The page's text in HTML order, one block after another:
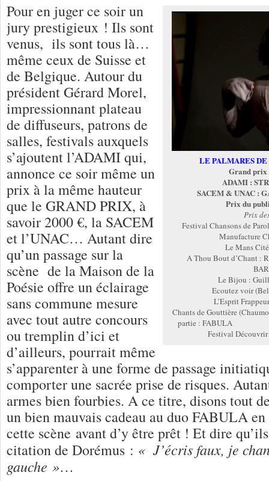
LE PALMARES
Grand
ADAMI :
SACEM & UNAC :
Prix du
Prix
Festival Chansons de
Manufacture
Le Mans
A Thou Bout d’Chant :
Le Bijou :
Ecoutez voir
L’Esprit
Chants de Gouttière
partie : FABULA
Festival
Pour en juger ce soir un
jury prestigieux ! Ils sont
venus, ils sont tous là…
même ceux de Suisse et
de Belgique. Autour du
président Gérard Morel,
impressionnant plateau
de diffuseurs, patrons de
salles, festivals auxquels
s’ajoutent l’ADAMI qui,
annonce ce soir même un
prix à la même hauteur
que le GRAND PRIX, à
savoir 2000 €, la SACEM
et l’UNAC… Autant dire
qu’un passage sur la
scène de la Maison de la
Poésie offre un éclairage
sans commune mesure
avec tout autre concours
ou tremplin d’ici et
d’ailleurs, pourrait même
s’apparenter à une forme de passage
comporter une sacrée prise de risques.
armes bien fourbies. A ce titre, disons tout
un bien mauvais cadeau au duo FABULA
cette scène avant d’y être prêt ! Et dire
citation de Dorémus : « J’écris faux, je
gauche »…